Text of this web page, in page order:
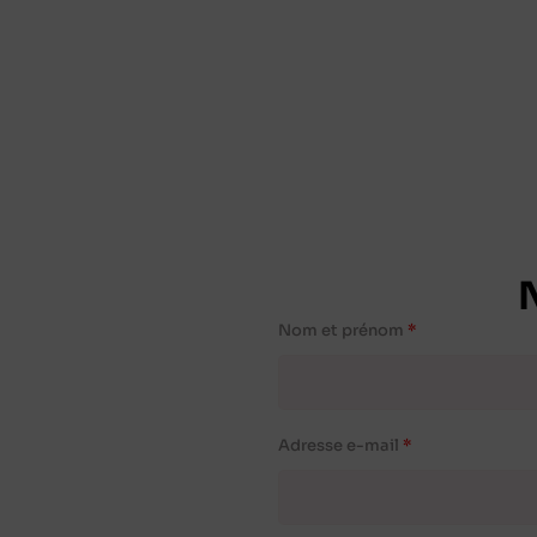
Nom et prénom
Adresse e-mail